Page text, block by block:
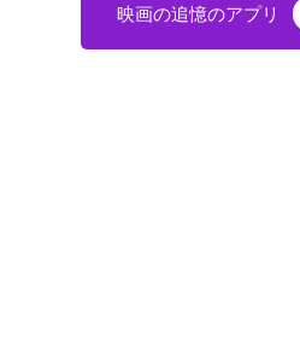
映画の追憶のアプリ